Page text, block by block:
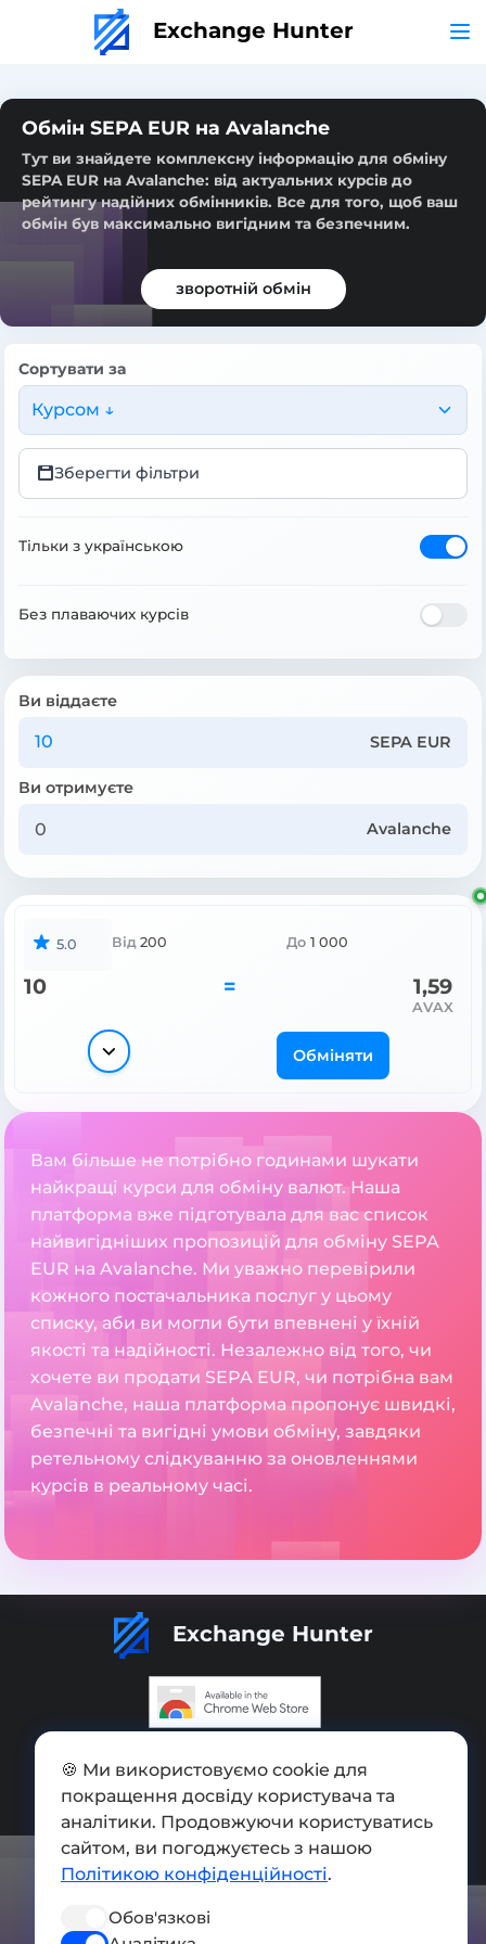
Exchange Hunter
Обмін SEPA EUR на Avalanche
Тут ви знайдете комплексну інформацію для обміну
SEPA EUR на Avalanche: від актуальних курсів до
рейтингу надійних обмінників. Все для того, щоб ваш
обмін був максимально вигідним та безпечним.
зворотній обмін
Сортувати за
Курсом ↓
Зберегти фільтри
Тільки з українською
Без плаваючих курсів
Ви віддаєте
SEPA EUR
Ви отримуєте
Avalanche
5.0 Від 200 До 1 000
10 = 1,59
AVAX
Обміняти
Вам більше не потрібно годинами шукати
найкращі курси для обміну валют. Наша
платформа вже підготувала для вас список
найвигідніших пропозицій для обміну SEPA
EUR на Avalanche. Ми уважно перевірили
кожного постачальника послуг у цьому
списку, аби ви могли бути впевнені у їхній
якості та надійності. Незалежно від того, чи
хочете ви продати SEPA EUR, чи потрібна вам
Avalanche, наша платформа пропонує швидкі,
безпечні та вигідні умови обміну, завдяки
ретельному слідкуванню за оновленнями
курсів в реальному часі.
Exchange Hunter
Мапа сайту
Press kit
Умови використання
Політика конфіденційності
🍪 Ми використовуємо cookie для
покращення досвіду користувача та
аналітики. Продовжуючи користуватись
сайтом, ви погоджуєтесь з нашою
Політикою конфіденційності.
Обов'язкові